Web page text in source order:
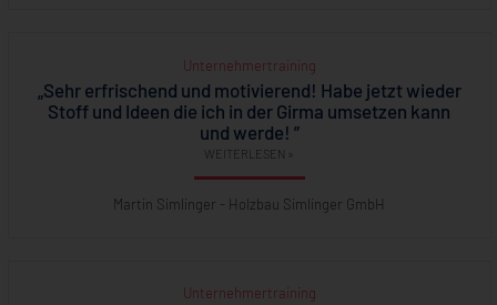
Unternehmertraining
„Sehr erfrischend und motivierend! Habe jetzt wieder
Stoff und Ideen die ich in der Girma umsetzen kann
und werde! ”
WEITERLESEN »
Martin Simlinger - Holzbau Simlinger GmbH
Unternehmertraining